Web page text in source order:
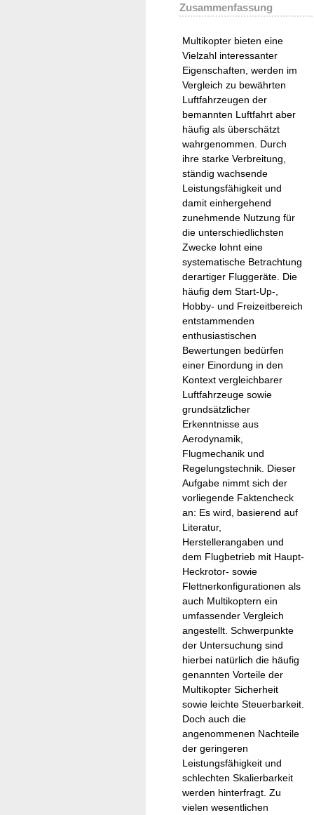
Zusammenfassung
Multikopter bieten eine
Vielzahl interessanter
Eigenschaften, werden im
Vergleich zu bewährten
Luftfahrzeugen der
bemannten Luftfahrt aber
häufig als überschätzt
wahrgenommen. Durch
ihre starke Verbreitung,
ständig wachsende
Leistungsfähigkeit und
damit einhergehend
zunehmende Nutzung für
die unterschiedlichsten
Zwecke lohnt eine
systematische Betrachtung
derartiger Fluggeräte. Die
häufig dem Start-Up-,
Hobby- und Freizeitbereich
entstammenden
enthusiastischen
Bewertungen bedürfen
einer Einordung in den
Kontext vergleichbarer
Luftfahrzeuge sowie
grundsätzlicher
Erkenntnisse aus
Aerodynamik,
Flugmechanik und
Regelungstechnik. Dieser
Aufgabe nimmt sich der
vorliegende Faktencheck
an: Es wird, basierend auf
Literatur,
Herstellerangaben und
dem Flugbetrieb mit Haupt-
Heckrotor- sowie
Flettnerkonfigurationen als
auch Multikoptern ein
umfassender Vergleich
angestellt. Schwerpunkte
der Untersuchung sind
hierbei natürlich die häufig
genannten Vorteile der
Multikopter Sicherheit
sowie leichte Steuerbarkeit.
Doch auch die
angenommenen Nachteile
der geringeren
Leistungsfähigkeit und
schlechten Skalierbarkeit
werden hinterfragt. Zu
vielen wesentlichen